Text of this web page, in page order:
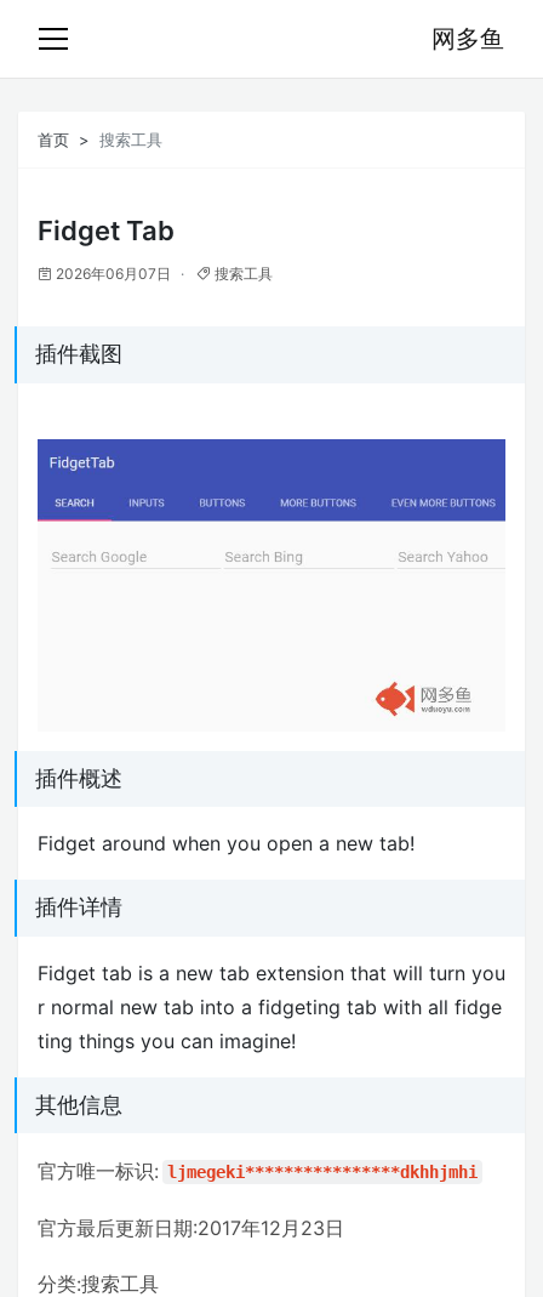
网多鱼
首页 搜索工具
Fidget Tab
2026年06月07日 搜索工具
插件截图
插件概述
Fidget around when you open a new tab!
插件详情
Fidget tab is a new tab extension that will turn you
r normal new tab into a fidgeting tab with all fidge
ting things you can imagine!
其他信息
官方唯一标识: ljmegeki****************dkhhjmhi
官方最后更新日期:2017年12月23日
分类:搜索工具